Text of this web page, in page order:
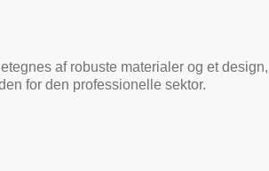
af robuste materialer og et
for den professionelle sektor.